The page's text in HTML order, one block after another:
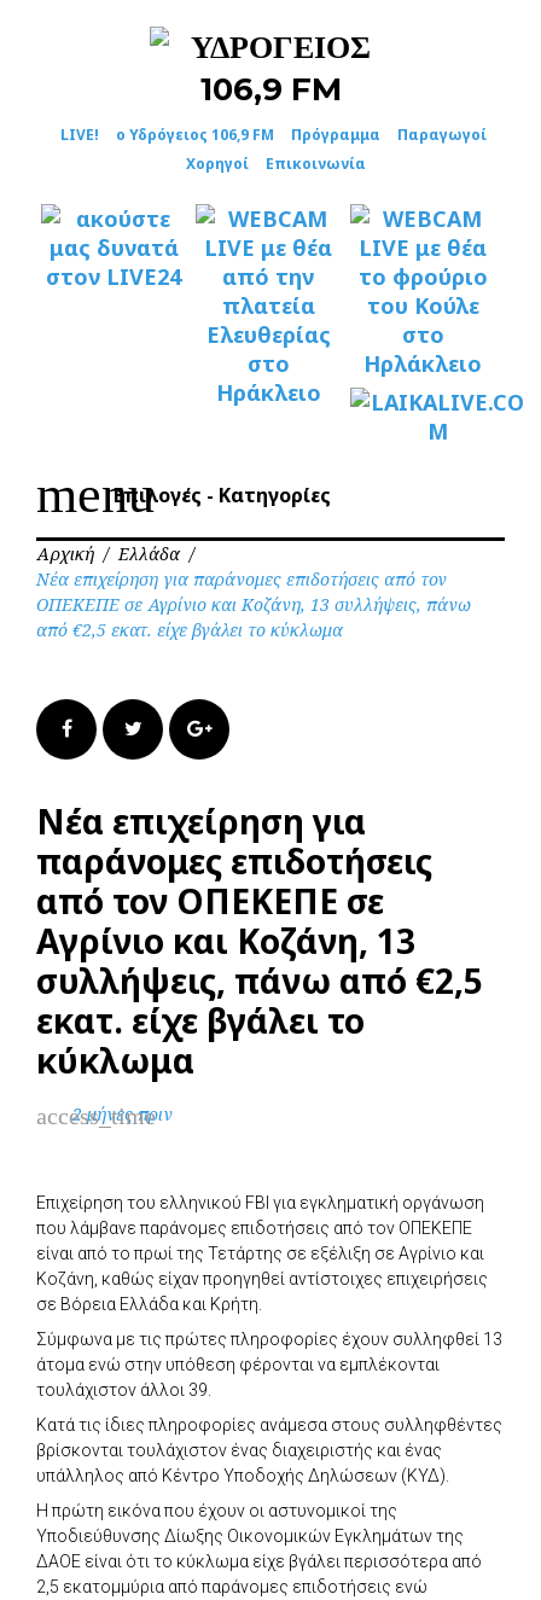
LIVE! ο Υδρόγειος 106,9 FM Πρόγραμμα
Παραγωγοί
Χορηγοί
Επικοινωνία
menuΕπιλογές - Κατηγορίες
Αρχική / Ελλάδα /
Νέα επιχείρηση για παράνομες επιδοτήσεις από τον
ΟΠΕΚΕΠΕ σε Αγρίνιο και Κοζάνη, 13 συλλήψεις, πάνω
από €2,5 εκατ. είχε βγάλει το κύκλωμα
FacebookTwitter Google+
Νέα επιχείρηση για
παράνομες επιδοτήσεις
από τον ΟΠΕΚΕΠΕ σε
Αγρίνιο και Κοζάνη, 13
συλλήψεις, πάνω από €2,5
εκατ. είχε βγάλει το
κύκλωμα
access_time
2 μήνες πριν
Επιχείρηση του ελληνικού FBI για εγκληματική οργάνωση
που λάμβανε παράνομες επιδοτήσεις από τον ΟΠΕΚΕΠΕ
είναι από το πρωί της Τετάρτης σε εξέλιξη σε Αγρίνιο και
Κοζάνη, καθώς είχαν προηγηθεί αντίστοιχες επιχειρήσεις
σε Βόρεια Ελλάδα και Κρήτη.
Σύμφωνα με τις πρώτες πληροφορίες έχουν συλληφθεί 13
άτομα ενώ στην υπόθεση φέρονται να εμπλέκονται
τουλάχιστον άλλοι 39.
Κατά τις ίδιες πληροφορίες ανάμεσα στους συλληφθέντες
βρίσκονται τουλάχιστον ένας διαχειριστής και ένας
υπάλληλος από Κέντρο Υποδοχής Δηλώσεων (ΚΥΔ).
Η πρώτη εικόνα που έχουν οι αστυνομικοί της
Υποδιεύθυνσης Δίωξης Οικονομικών Εγκλημάτων της
ΔΑΟΕ είναι ότι το κύκλωμα είχε βγάλει περισσότερα από
2,5 εκατομμύρια από παράνομες επιδοτήσεις ενώ